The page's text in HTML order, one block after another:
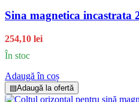
Sina magnetica incastrata
254,10 lei
În stoc
Adaugă în coș
▤Adaugă la ofertă